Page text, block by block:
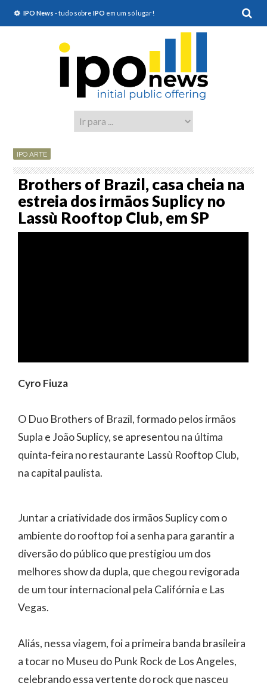
IPO News - tudo sobre IPO em um só lugar!
IPO ARTE
Brothers of Brazil, casa cheia na
estreia dos irmãos Suplicy no
Lassù Rooftop Club, em SP
Cyro Fiuza
O Duo Brothers of Brazil, formado pelos irmãos
Supla e João Suplicy, se apresentou na última
quinta-feira no restaurante Lassù Rooftop Club,
na capital paulista.
Juntar a criatividade dos irmãos Suplicy com o
ambiente do rooftop foi a senha para garantir a
diversão do público que prestigiou um dos
melhores show da dupla, que chegou revigorada
de um tour internacional pela Califórnia e Las
Vegas.
Aliás, nessa viagem, foi a primeira banda brasileira
a tocar no Museu do Punk Rock de Los Angeles,
celebrando essa vertente do rock que nasceu